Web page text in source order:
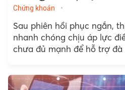
Chứng khoán
Sau phiên hồi phục ngắn,
nhanh chóng chịu áp lực
chưa đủ mạnh để hỗ trợ đà